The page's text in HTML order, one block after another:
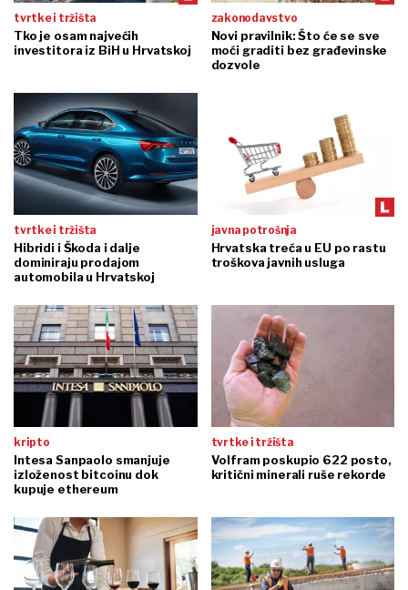
tvrtke i tržišta
Tko je osam najvećih
investitora iz BiH u Hrvatskoj
zakonodavstvo
Novi pravilnik: Što će se sve
moći graditi bez građevinske
dozvole
tvrtke i tržišta
Hibridi i Škoda i dalje
dominiraju prodajom
automobila u Hrvatskoj
javna potrošnja
Hrvatska treća u EU po rastu
troškova javnih usluga
kripto
Intesa Sanpaolo smanjuje
izloženost bitcoinu dok
kupuje ethereum
tvrtke i tržišta
Volfram poskupio 622 posto,
kritični minerali ruše rekorde